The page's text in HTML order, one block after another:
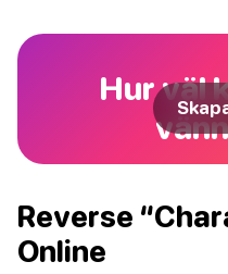
Hur väl
Reverse
Online